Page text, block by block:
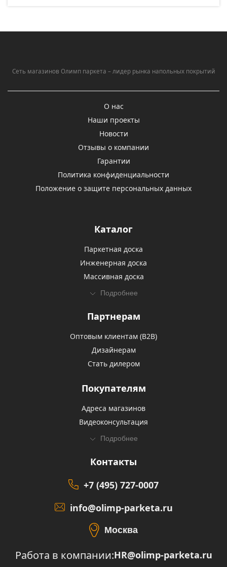
Сеть магазинов Олимп паркета – лидер рынка напольных покрытий
О нас
Наши проекты
Новости
Отзывы о компании
Гарантии
Политика конфиденциальности
Положение о защите персональных данных
Каталог
Паркетная доска
Инженерная доска
Массивная доска
Подробнее
Партнерам
Оптовым клиентам (В2В)
Дизайнерам
Стать дилером
Покупателям
Адреса магазинов
Видеоконсультация
Подробнее
Контакты
+7 (495) 727-0007
info@olimp-parketa.ru
Москва
Работа в компании:HR@olimp-parketa.ru